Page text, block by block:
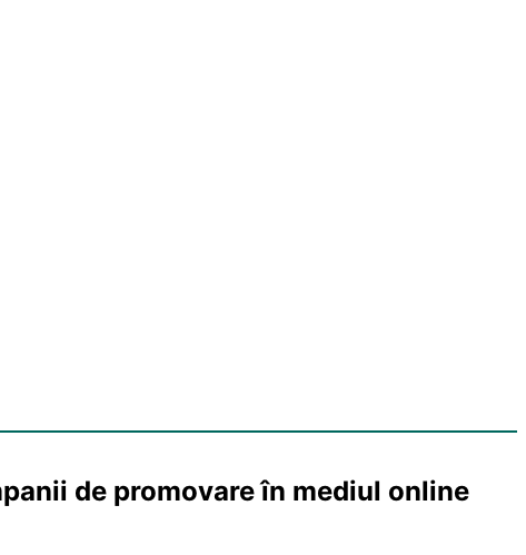
de promovare în mediul online